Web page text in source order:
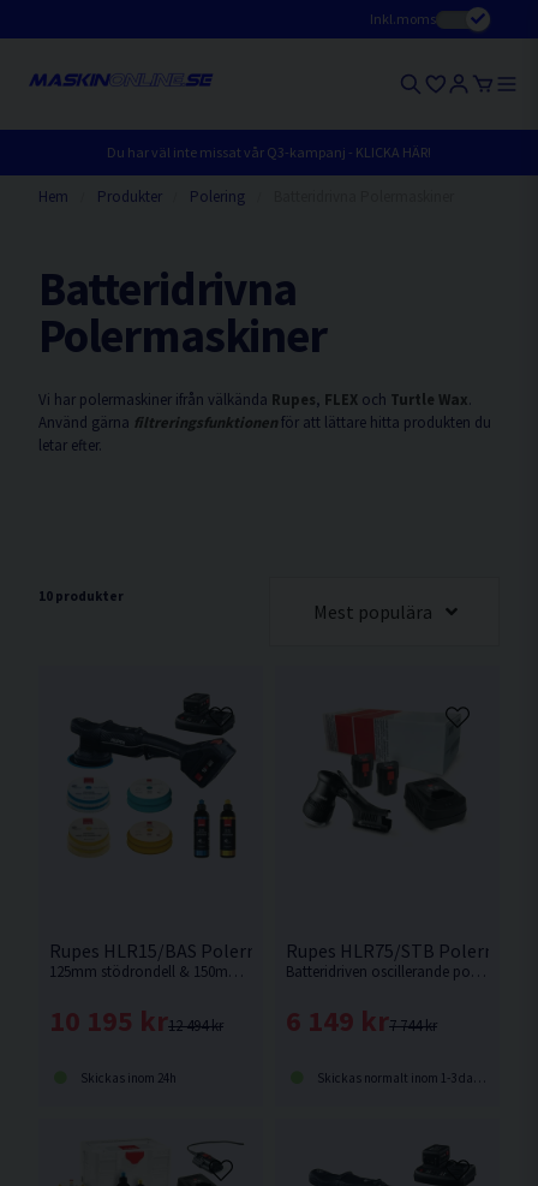
Inkl.moms
Du har väl inte missat vår Q3-kampanj - KLICKA HÄR!
Hem Produkter Polering
Batteridrivna
Polermaskiner
Vi har polermaskiner ifrån välkända Rupes, FLEX och Turtle Wax
Använd gärna filtreringsfunktionenför att lättare hitta produkten du
letar efter.
10 produkter
Mest populära
Rupes HLR15/BAS Polermaskin 18V (2x5,0Ah)
125mm stödrondell & 150mm polerrondell. Rupes flaggskeppsmodell, Nu som batteridriven.
12 494 kr
10 195 kr
Skickas inom 24h
Rupes HLR75/STB
Batteridriven oscillerande polermaskin från Rupes som är designad med god balans och ergonomi.
7 744 kr
6 149 kr
Skickas normalt inom 1-3 dagar